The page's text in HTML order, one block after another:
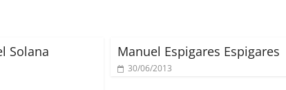
Solana
Manuel Espigares Espigares
30/06/2013